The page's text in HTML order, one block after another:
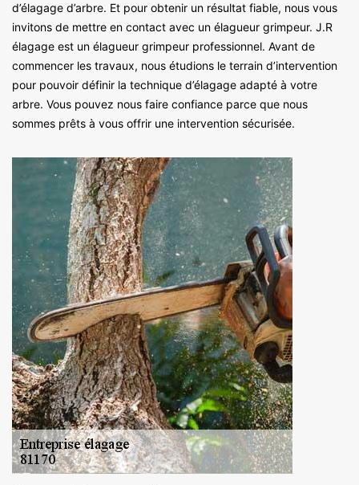
d’élagage d’arbre. Et pour obtenir un résultat fiable, nous vous
invitons de mettre en contact avec un élagueur grimpeur. J.R
élagage est un élagueur grimpeur professionnel. Avant de
commencer les travaux, nous étudions le terrain d’intervention
pour pouvoir définir la technique d’élagage adapté à votre
arbre. Vous pouvez nous faire confiance parce que nous
sommes prêts à vous offrir une intervention sécurisée.